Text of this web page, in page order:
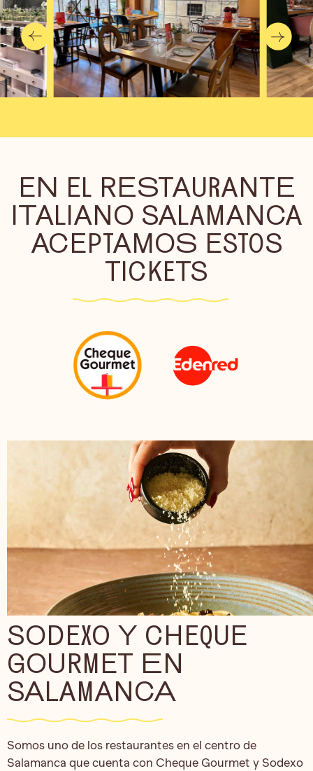
EN EL RESTAURANTE
ITALIANO SALAMANCA
ACEPTAMOS ESTOS
TICKETS
SODEXO Y CHEQUE
GOURMET EN
SALAMANCA
Somos uno de los restaurantes en el centro de
Salamanca que cuenta con Cheque Gourmet y Sodexo